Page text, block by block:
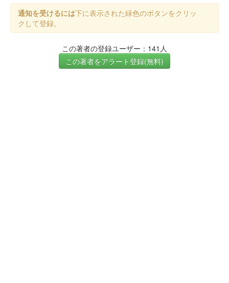
通知を受けるには下に表示された緑色のボタンをクリッ
クして登録。
この著者の登録ユーザー：141人
この著者をアラート登録(無料)